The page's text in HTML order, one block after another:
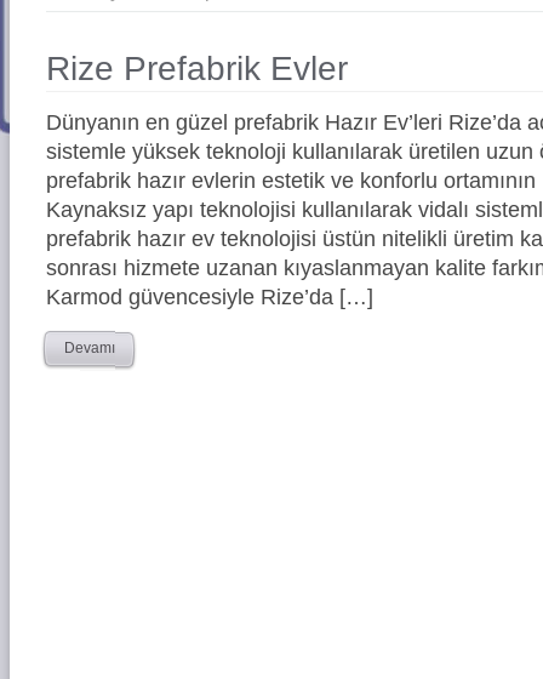
Rize Prefabrik Evler
Dünyanın en güzel prefabrik Hazır Ev’leri
sistemle yüksek teknoloji kullanılarak üretilen
prefabrik hazır evlerin estetik ve konforlu ortamının
Kaynaksız yapı teknolojisi kullanılarak vidalı
prefabrik hazır ev teknolojisi üstün nitelikli üretim
sonrası hizmete uzanan kıyaslanmayan kalite
Karmod güvencesiyle Rize’da […]
Devamı